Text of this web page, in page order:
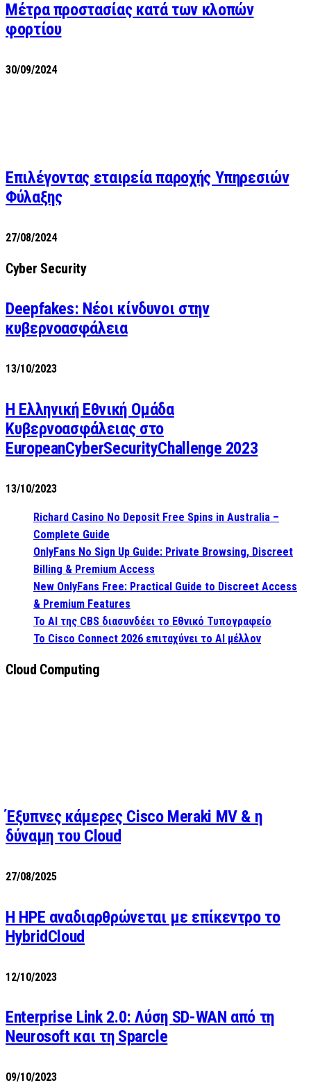
Μέτρα προστασίας κατά των κλοπών
φορτίου
30/09/2024
Επιλέγοντας εταιρεία παροχής Υπηρεσιών
Φύλαξης
27/08/2024
Cyber Security
Deepfakes: Νέοι κίνδυνοι στην
κυβερνοασφάλεια
13/10/2023
Η Ελληνική Εθνική Ομάδα
Κυβερνοασφάλειας στο
EuropeanCyberSecurityChallenge 2023
13/10/2023
Richard Casino No Deposit Free Spins in Australia –
Complete Guide
OnlyFans No Sign Up Guide: Private Browsing, Discreet
Billing & Premium Access
New OnlyFans Free: Practical Guide to Discreet Access
& Premium Features
Το AI της CBS διασυνδέει το Εθνικό Τυπογραφείο
Το Cisco Connect 2026 επιταχύνει το AI μέλλον
Cloud Computing
Έξυπνες κάμερες Cisco Meraki MV & η
δύναμη του Cloud
27/08/2025
H HPE αναδιαρθρώνεται με επίκεντρο το
HybridCloud
12/10/2023
Enterprise Link 2.0: Λύση SD-WAN από τη
Neurosoft και τη Sparcle
09/10/2023